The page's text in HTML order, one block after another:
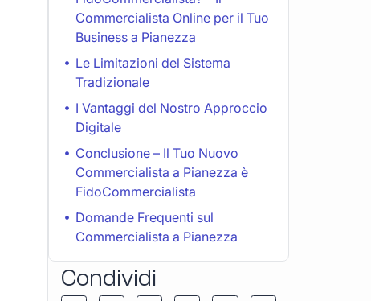
Commercialista Online per il Tuo
Business a Pianezza
Le Limitazioni del Sistema
Tradizionale
I Vantaggi del Nostro Approccio
Digitale
Conclusione – Il Tuo Nuovo
Commercialista a Pianezza è
FidoCommercialista
Domande Frequenti sul
Commercialista a Pianezza
Condividi